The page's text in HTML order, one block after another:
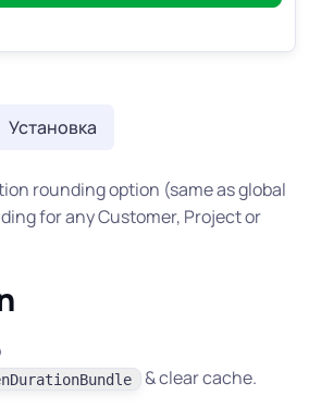
Установка
rounding option (same as global
for any Customer, Project or
& clear cache.